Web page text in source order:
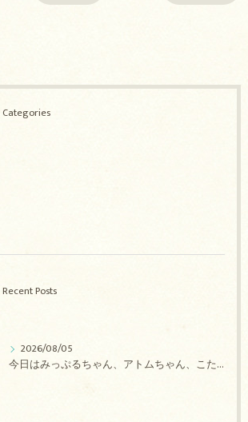
Categories
Recent Posts
2026/08/05
今日はみっぷるちゃん、アトムちゃん、こたろうちゃん、ルルちゃん、アンジュちゃん、がぶちゃんのトリミングの紹介です【奈良のエース動物病院】